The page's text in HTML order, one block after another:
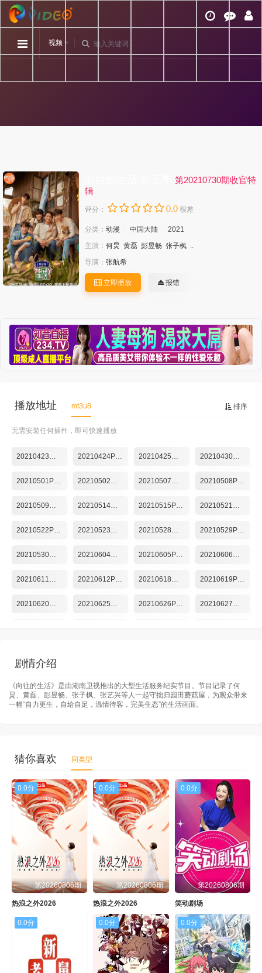
视频
第20210730期收官特
辑
评分： 0.0 很差
分类： 动漫 中国大陆
2021
主演： 何炅 黄磊 彭昱畅 张子枫 ..
导演： 张航希
立即播放 报错
排序
播放地址 mt3u8
无需安装任何插件，即可快速播放
20210423第1期 20210424Plus第1期 20210425慢直播第1期 20210430第2期
20210501Plus第2期 20210502慢直播第2期 20210507第3期 20210508Plus第3期
20210509慢直播第3期 20210514第4期 20210515Plus第4期 20210521第5期
20210522Plus第5期 20210523慢直播第4期 20210528第6期 20210529Plus第6期
20210530慢直播第5期 20210604第7期 20210605Plus第7期 20210606慢直播第6期
20210611第8期 20210612Plus第8期 20210618第9期 20210619Plus第9期
20210620慢直播第7期 20210625第10期 20210626Plus第10期 20210627慢直播第8期
剧情介绍
《向往的生活》是由湖南卫视推出的大型生活服务纪实节目。节目记录了何
炅、黄磊、彭昱畅、张子枫、张艺兴等人一起守拙归园田蘑菇屋，为观众带来
一幅“自力更生，自给自足，温情待客，完美生态”的生活画面。
猜你喜欢 同类型
0.0分
第20260806期
热浪之外2026
0.0分
第20260806期
热浪之外2026
0.0分
第20260806期
笑动剧场
0.0分 0.0分 0.0分